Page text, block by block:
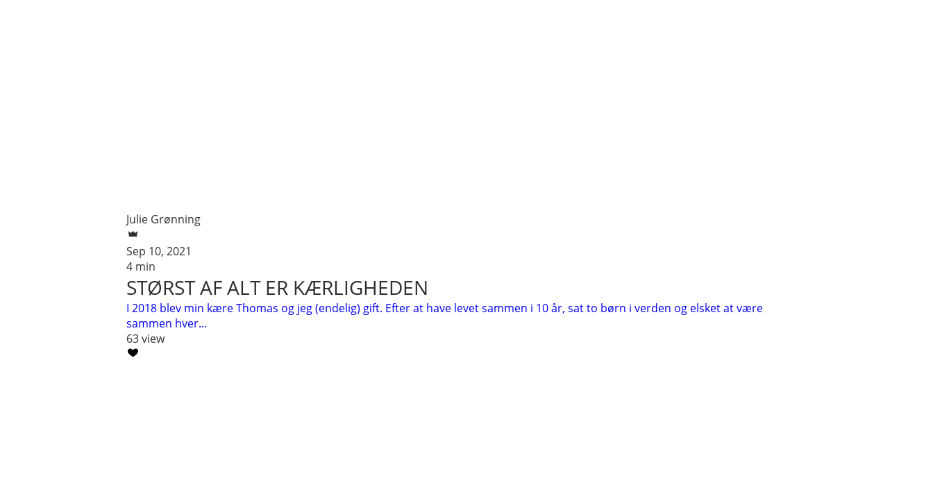
Julie Grønning
Sep 10, 2021
4 min
STØRST AF ALT ER KÆRLIGHEDEN
I 2018 blev min kære Thomas og jeg (endelig) gift. Efter at have levet sammen i 10 år, sat to børn i verden og elsket at være
sammen hver...
63 view